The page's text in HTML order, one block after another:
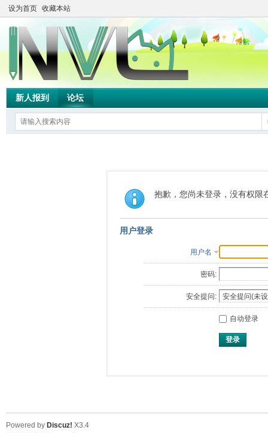
设为首页 收藏本站
新人报到 论坛
抱歉，您尚未登录，没有权限
用户登录
用户名
密码:
安全提问:
自动登录
登录
Powered by Discuz! X3.4